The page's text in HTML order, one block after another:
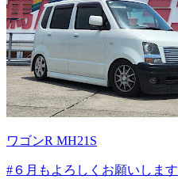
ワゴンR MH21S
#６月もよろしくお願いします